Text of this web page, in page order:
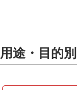
用途・目的別